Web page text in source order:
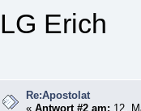
LG Erich
Re:Apostolat
«Antwort #2 am: 12.